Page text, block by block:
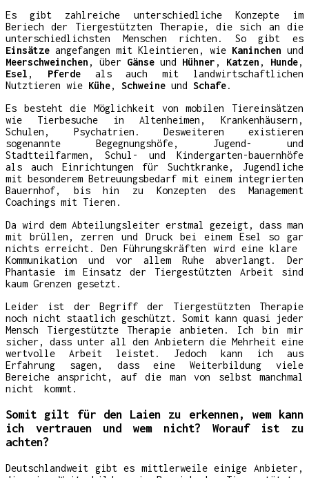
Es gibt zahlreiche unterschiedliche Konzepte im
Beriech der Tiergestützten Therapie, die sich an die
unterschiedlichsten Menschen richten. So gibt es
Einsätze angefangen mit Kleintieren, wie Kaninchen und
Meerschweinchen , über Gänse und Hühner , Katzen , Hunde,
Esel , Pferdeals auch mit landwirtschaftlichen
Nutztieren wie Kühe, Schweine und Schafe.
Es besteht die Möglichkeit von mobilen Tiereinsätzen
wie Tierbesuche in Altenheimen, Krankenhäusern,
Schulen, Psychatrien. Desweiteren existieren
sogenannte Begegnungshöfe, Jugend- und
Stadtteilfarmen, Schul- und Kindergarten-bauernhöfe
als auch Einrichtungen für Suchtkranke, Jugendliche
mit besonderem Betreuungsbedarf mit einem integrierten
Bauernhof, bis hin zu Konzepten des Management
Coachings mit Tieren.
Da wird dem Abteilungsleiter erstmal gezeigt, dass man
mit brüllen, zerren und Druck bei einem Esel so gar
nichts erreicht. Den Führungskräften wird eine klare
Kommunikation und vor allem Ruhe abverlangt. Der
Phantasie im Einsatz der Tiergestützten Arbeit sind
kaum Grenzen gesetzt.
Leider ist der Begriff der Tiergestützten Therapie
noch nicht staatlich geschützt. Somit kann quasi jeder
Mensch Tiergestützte Therapie anbieten. Ich bin mir
sicher, dass unter all den Anbietern die Mehrheit eine
wertvolle Arbeit leistet. Jedoch kann ich aus
Erfahrung sagen, dass eine Weiterbildung viele
Bereiche anspricht, auf die man von selbst manchmal
nicht kommt.
Somit gilt für den Laien zu erkennen, wem kann
ich vertrauen und wem nicht? Worauf ist zu
achten?
Deutschlandweit gibt es mittlerweile einige Anbieter,